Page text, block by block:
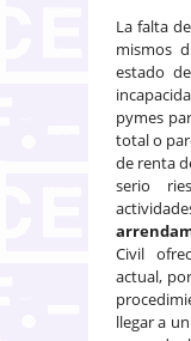
La falta
mismos
estado
pymes
total o
de renta
serio
Civil
actual,
llegar a